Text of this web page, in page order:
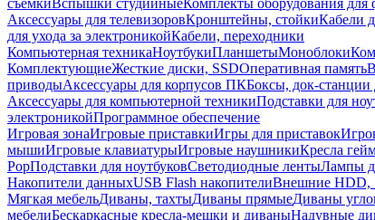
съемкиВспышки студийныеКомплекты оборудования для
Аксессуары для телевизоровКронштейны, стойкиКабели
для ухода за электроникойКабели, переходники
Компьютерная техникаНоутбукиПланшетыМоноблоки
КомплектующиеЖесткие диски, SSDОперативная память
приводыАксессуары для корпусов ПКБоксы, док-станции
Аксессуары для компьютерной техникиПодставки для
электроникойПрограммное обеспечение
Игровая зонаИгровые приставкиИгры для приставок
мышиИгровые клавиатурыИгровые наушникиКресла
PopПодставки для ноутбуковСветодиодные лентыЛампы
Накопители данныхUSB Flash накопителиВнешние HDD,
Мягкая мебельДиваны, тахтыДиваны прямыеДиваны
мебелиБескаркасные кресла-мешки и диваныНадувные